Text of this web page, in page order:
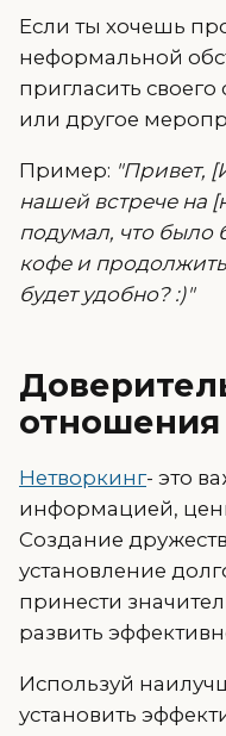
Если ты хочешь
неформальной
пригласить
или другое
Пример: "Привет,
нашей встрече на
подумал, что было
кофе и
будет удобно? :)"
отношения
Нетворкинг- это
информацией,
Создание
установление
принести
развить
Используй
установить